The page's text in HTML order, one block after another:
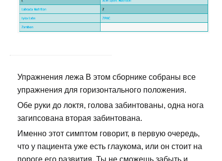
Упражнения лежа В этом сборнике собраны все
упражнения для горизонтального положения.
Обе руки до локтя, голова забинтованы, одна нога
загипсована вторая забинтована.
Именно этот симптом говорит, в первую очередь,
что у пациента уже есть глаукома, или он стоит на
пороге его развития. Ты не сможешь забыть и